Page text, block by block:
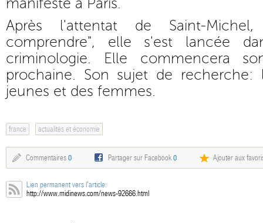
manifesté à Paris.
Après l'attentat de Saint-
comprendre", elle s'est lancée
criminologie. Elle commencera
prochaine. Son sujet de recherche:
jeunes et des femmes.
france actualités et économie
Commentaires 0 Partager sur Facebook0 Ajouter aux
Lien permanent vers l'article:
http://www.midinews.com/news-92666.html